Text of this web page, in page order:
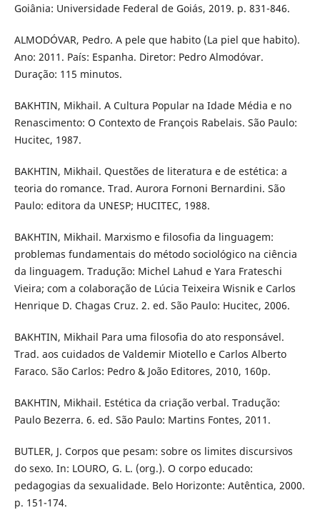
Goiânia: Universidade Federal de Goiás, 2019. p. 831-846.
ALMODÓVAR, Pedro. A pele que habito (La piel que habito).
Ano: 2011. País: Espanha. Diretor: Pedro Almodóvar.
Duração: 115 minutos.
BAKHTIN, Mikhail. A Cultura Popular na Idade Média e no
Renascimento: O Contexto de François Rabelais. São Paulo:
Hucitec, 1987.
BAKHTIN, Mikhail. Questões de literatura e de estética: a
teoria do romance. Trad. Aurora Fornoni Bernardini. São
Paulo: editora da UNESP; HUCITEC, 1988.
BAKHTIN, Mikhail. Marxismo e filosofia da linguagem:
problemas fundamentais do método sociológico na ciência
da linguagem. Tradução: Michel Lahud e Yara Frateschi
Vieira; com a colaboração de Lúcia Teixeira Wisnik e Carlos
Henrique D. Chagas Cruz. 2. ed. São Paulo: Hucitec, 2006.
BAKHTIN, Mikhail Para uma filosofia do ato responsável.
Trad. aos cuidados de Valdemir Miotello e Carlos Alberto
Faraco. São Carlos: Pedro & João Editores, 2010, 160p.
BAKHTIN, Mikhail. Estética da criação verbal. Tradução:
Paulo Bezerra. 6. ed. São Paulo: Martins Fontes, 2011.
BUTLER, J. Corpos que pesam: sobre os limites discursivos
do sexo. In: LOURO, G. L. (org.). O corpo educado:
pedagogias da sexualidade. Belo Horizonte: Autêntica, 2000.
p. 151-174.